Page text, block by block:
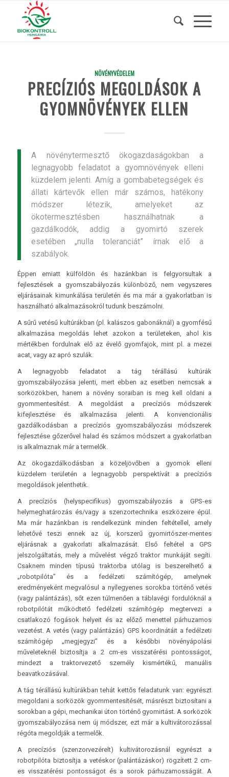
NÖVÉNYVÉDELEM
PRECÍZIÓS MEGOLDÁSOK A
GYOMNÖVÉNYEK ELLEN
A növénytermesztő ökogazdaságokban a
legnagyobb feladatot a gyomnövények elleni
küzdelem jelenti. Amíg a gombabetegségek és
állati kártevők ellen már számos, hatékony
módszer létezik, amelyeket az
ökotermesztésben használhatnak a
gazdálkodók, addig a gyomirtó szerek
esetében „nulla toleranciát” írnak elő a
szabályok.
Éppen emiatt külföldön és hazánkban is felgyorsultak a
fejlesztések a gyomszabályozás különböző, nem vegyszeres
eljárásainak kimunkálása területén és ma már a gyakorlatban is
használható alkalmazásokról tudunk beszámolni.
A sűrű vetésű kultúrákban (pl. kalászos gabonáknál) a gyomfésű
alkalmazása megoldás lehet azokon a területeken, ahol kis
mértékben fordulnak elő az évelő gyomfajok, mint pl. a mezei
acat, vagy az apró szulák.
A legnagyobb feladatot a tág térállású kultúrák
gyomszabályozása jelenti, mert ebben az esetben nemcsak a
sorközökben, hanem a növény soraiban is meg kell oldani a
gyommentesítést. A megoldást a precíziós módszerek
kifejlesztése és alkalmazása jelenti. A konvencionális
gazdálkodásban a precíziós gyomszabályozási módszerek
fejlesztése gőzerővel halad és számos módszert a gyakorlatban
is alkalmaznak már a termelők.
Az ökogazdálkodásban a közeljövőben a gyomok elleni
küzdelem területén a legnagyobb perspektívát a precíziós
megoldások jelenthetik.
A precíziós (helyspecifikus) gyomszabályozás a GPS-es
helymeghatározás és/vagy a szenzortechnika eszközeire épül.
Ma már hazánkban is rendelkezünk minden feltétellel, amely
lehetővé teszi ennek az új, korszerű gyomirtószer-mentes
eljárásnak a gyakorlati alkalmazását. Első feltétel a GPS
jelszolgáltatás, mely a művelést végző traktor munkáját segíti.
Csaknem minden típusú traktorba utólag is beszerelhető a
„robotpilóta” és a fedélzeti számítógép, amelynek
eredményeként megvalósul a nyílegyenes sorokba történő vetés
(vagy palántázás), sőt ezen túlmenően a táblavégi fordulóknál a
robotpilótát működtető fedélzeti számítógép megtervezi a
csatlakozó fogások helyeit és az előző menettel párhuzamos
vezetést. A vetés (vagy palántázás) GPS koordinátáit a fedélzeti
számítógép „megjegyzi” és a későbbi növényápolási
műveleteknél biztosítja a 2 cm-es visszatérési pontosságot,
mindezt a traktorvezető személy kismértékű, manuális
beavatkozásával.
A tág térállású kultúrákban tehát kettős feladatunk van: egyrészt
megoldani a sorközök gyommentesítését, másrészt biztosítani a
sorokban a gépi, mechanikai úton történő gyomirtást. A sorközök
gyomszabályozása nem új módszer, ezt már a kultivátorozással
régóta megoldják a termelők.
A precíziós (szenzorvezérelt) kultivátorozásnál egyrészt a
robotpilóta biztosítja a vetéskor (palántázáskor) rögzített 2 cm-
es visszatérési pontosságot és a sorok párhuzamosságát. A